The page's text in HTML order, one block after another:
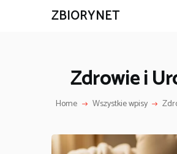
ZBIORYNET
Zdrowie i
Home Wszystkie wpisy